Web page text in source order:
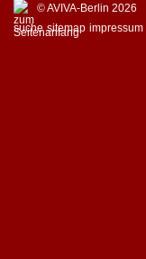
© AVIVA-Berlin 2026
suche sitemap impressum